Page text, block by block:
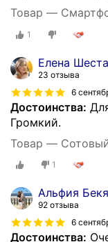
Товар —
1
Елена
23 отзыва
6
Достоинства:
Громкий.
Товар —
1
Альфия
92 отзыва
6
Достоинства: